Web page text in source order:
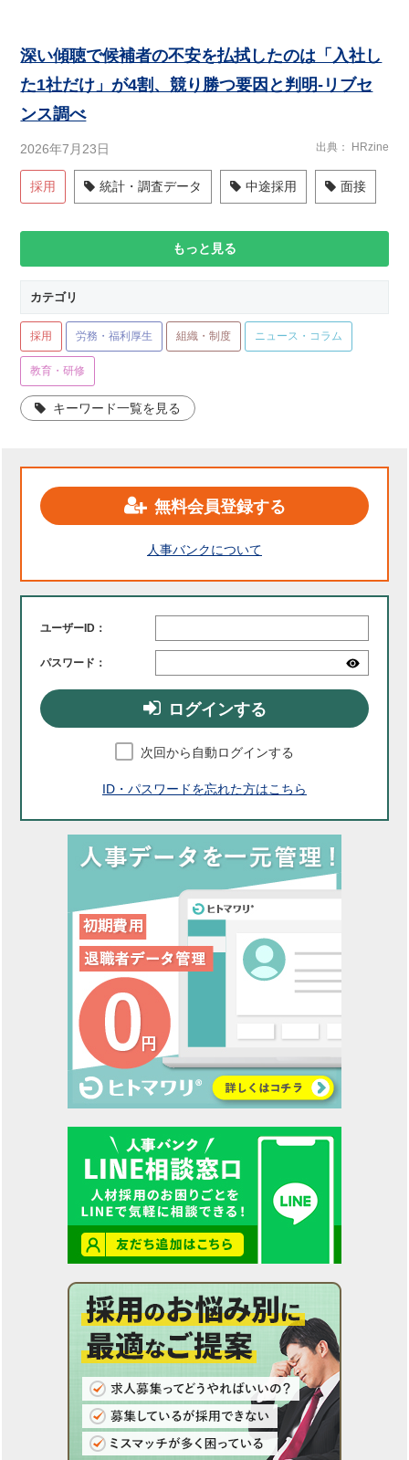
深い傾聴で候補者の不安を払拭したのは「入社し
た1社だけ」が4割、競り勝つ要因と判明-リブセ
ンス調べ
2026年7月23日 出典 HRzine
採用 統計・調査データ 中途採用 面接
もっと見る
カテゴリ
採用 労務・福利厚生 組織・制度 ニュース・コラム
教育・研修
キーワード一覧を見る
無料会員登録する
人事バンクについて
ユーザーID：
パスワード：
ログインする
次回から自動ログインする
ID・パスワードを忘れた方はこちら